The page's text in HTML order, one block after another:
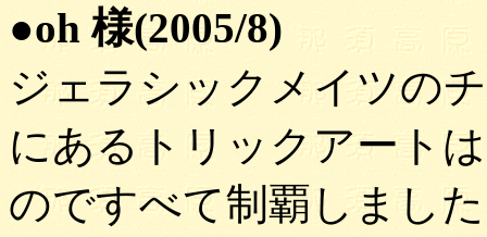
●oh 様(2005/8)
ジェラシックメイツの
にあるトリックアート
のですべて制覇しまし